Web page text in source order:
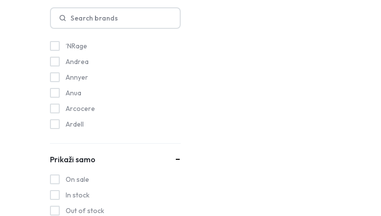
‘NRage
Andrea
Annyer
Anua
Arcocere
Ardell
Beauty of Joseon
Prikaži samo
On sale
In stock
Out of stock